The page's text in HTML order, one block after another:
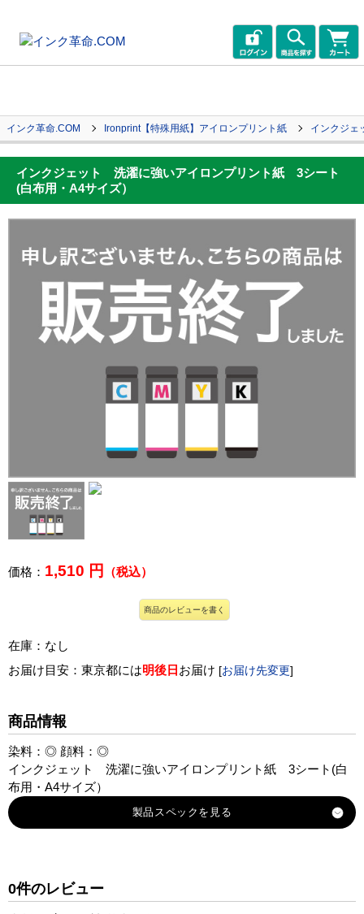
インク革命.COM Ironprint【特殊用紙】アイロンプリント紙 インクジ
インクジェット 洗濯に強いアイロンプリント紙 3シート
(白布用・A4サイズ）
価格： 1,510 円 （税込）
商品のレビューを書く
在庫：なし
お届け目安：東京都には明後日 お届け [お届け先変更]
商品情報
染料：◎ 顔料：◎
インクジェット 洗濯に強いアイロンプリント紙 3シート(白
布用・A4サイズ）
製品スペック
税込価格 1,510 円
0件のレビュー